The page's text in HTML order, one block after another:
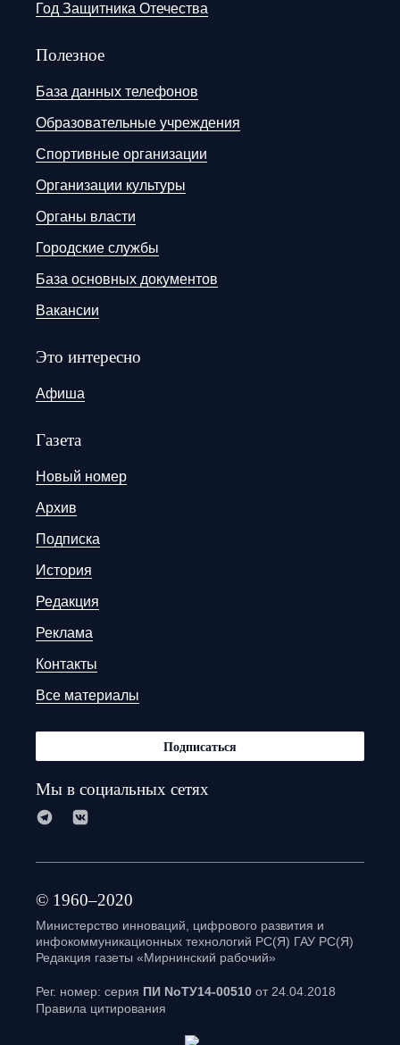
Год Защитника Отечества
Полезное
База данных телефонов
Образовательные учреждения
Спортивные организации
Организации культуры
Органы власти
Городские службы
База основных документов
Вакансии
Это интересно
Афиша
Газета
Новый номер
Архив
Подписка
История
Редакция
Реклама
Контакты
Все материалы
Подписаться
Мы в социальных сетях
© 1960–2020
Министерство инноваций, цифрового развития и
инфокоммуникационных технологий РС(Я) ГАУ РС(Я)
Редакция газеты «Мирнинский рабочий»
Рег. номер: серия ПИ NoТУ14-00510 от 24.04.2018
Правила цитирования